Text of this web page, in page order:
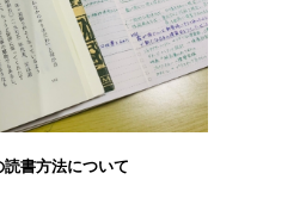
読書方法について